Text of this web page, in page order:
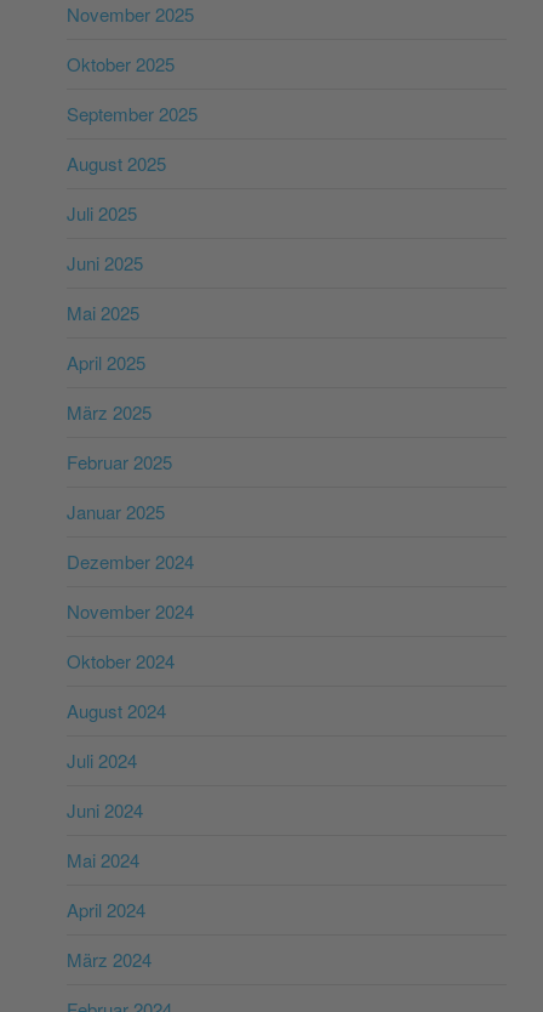
November 2025
Oktober 2025
September 2025
August 2025
Juli 2025
Juni 2025
Mai 2025
April 2025
März 2025
Februar 2025
Januar 2025
Dezember 2024
November 2024
Oktober 2024
August 2024
Juli 2024
Juni 2024
Mai 2024
April 2024
März 2024